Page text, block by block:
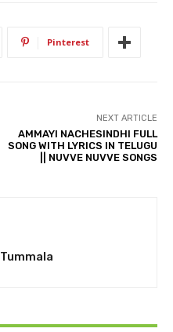
Pinterest
NEXT ARTICLE
AMMAYI NACHESINDHI FULL
SONG WITH LYRICS IN TELUGU
|| NUVVE NUVVE SONGS